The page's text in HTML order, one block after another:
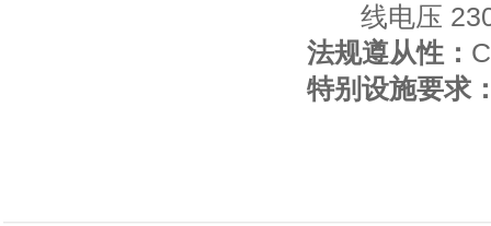
线电压
法规遵从性：
特别设施要求